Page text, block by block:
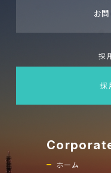
お
採
採
ホーム